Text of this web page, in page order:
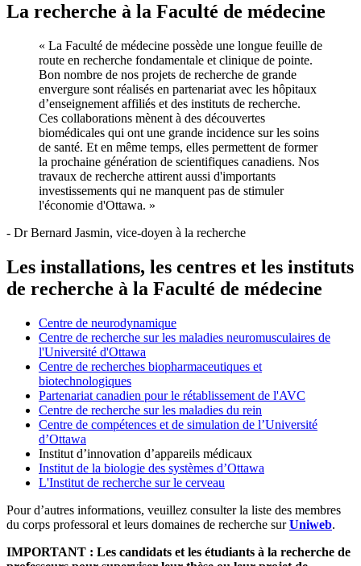
La recherche à la Faculté de médecine
« La Faculté de médecine possède une longue feuille de
route en recherche fondamentale et clinique de pointe.
Bon nombre de nos projets de recherche de grande
envergure sont réalisés en partenariat avec les hôpitaux
d’enseignement affiliés et des instituts de recherche.
Ces collaborations mènent à des découvertes
biomédicales qui ont une grande incidence sur les soins
de santé. Et en même temps, elles permettent de former
la prochaine génération de scientifiques canadiens. Nos
travaux de recherche attirent aussi d'importants
investissements qui ne manquent pas de stimuler
l'économie d'Ottawa. »
- Dr Bernard Jasmin, vice-doyen à la recherche
Les installations, les centres et les instituts
de recherche à la Faculté de médecine
Centre de neurodynamique
Centre de recherche sur les maladies neuromusculaires de
l'Université d'Ottawa
Centre de recherches biopharmaceutiques et
biotechnologiques
Partenariat canadien pour le rétablissement de l'AVC
Centre de recherche sur les maladies du rein
Centre de compétences et de simulation de l’Université
d’Ottawa
Institut d’innovation d’appareils médicaux
Institut de la biologie des systèmes d’Ottawa
L'Institut de recherche sur le cerveau
Pour d’autres informations, veuillez consulter la liste des membres
du corps professoral et leurs domaines de recherche surUniweb.
IMPORTANT : Les candidats et les étudiants à la recherche de